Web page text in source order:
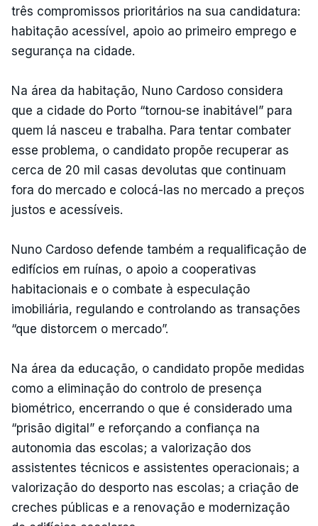
três compromissos prioritários na sua candidatura:
habitação acessível, apoio ao primeiro emprego e
segurança na cidade.
Na área da habitação, Nuno Cardoso considera
que a cidade do Porto “tornou-se inabitável” para
quem lá nasceu e trabalha. Para tentar combater
esse problema, o candidato propõe recuperar as
cerca de 20 mil casas devolutas que continuam
fora do mercado e colocá-las no mercado a preços
justos e acessíveis.
Nuno Cardoso defende também a requalificação de
edifícios em ruínas, o apoio a cooperativas
habitacionais e o combate à especulação
imobiliária, regulando e controlando as transações
“que distorcem o mercado”.
Na área da educação, o candidato propõe medidas
como a eliminação do controlo de presença
biométrico, encerrando o que é considerado uma
“prisão digital” e reforçando a confiança na
autonomia das escolas; a valorização dos
assistentes técnicos e assistentes operacionais; a
valorização do desporto nas escolas; a criação de
creches públicas e a renovação e modernização